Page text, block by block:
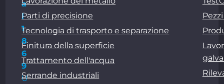
a
l
1
8
6
9
U
Parti di precisione
Tecnologia di trasporto e separazione
Finitura della superficie
Trattamento dell'acqua
Serrande industriali